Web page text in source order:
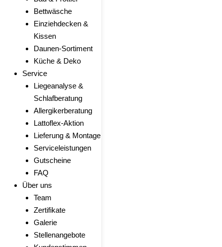
Bettwäsche
Einziehdecken &
Kissen
Daunen-Sortiment
Küche & Deko
Service
Liegeanalyse &
Schlafberatung
Allergikerberatung
Lattoflex-Aktion
Lieferung & Montage
Serviceleistungen
Gutscheine
FAQ
Über uns
Team
Zertifikate
Galerie
Stellenangebote